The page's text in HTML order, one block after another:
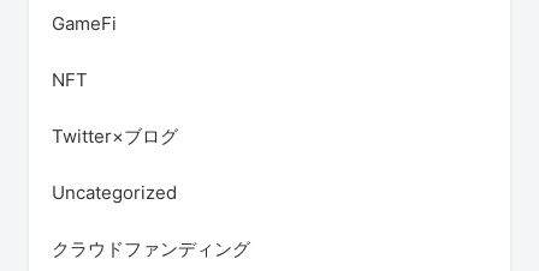
GameFi
NFT
Twitter×ブログ
Uncategorized
クラウドファンディング